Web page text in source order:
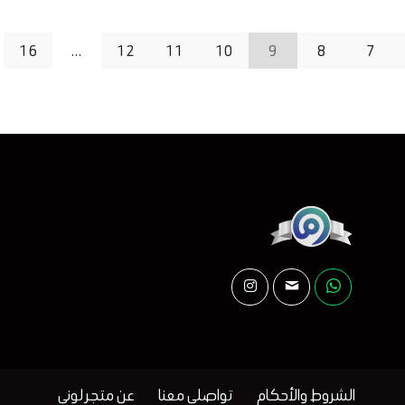
7
8
9
10
11
12
…
16
الشروط والأحكام تواصلي معنا عن متجر لوني